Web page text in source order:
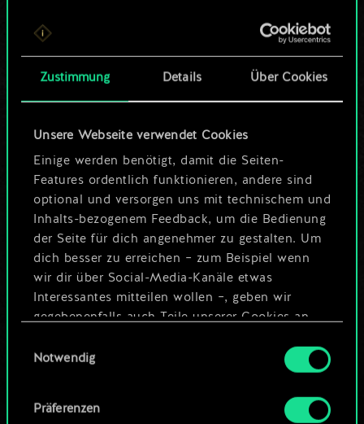
Zustimmung Details Über Cookies
Unsere Webseite verwendet Cookies
Einige werden benötigt, damit die Seiten-
Features ordentlich funktionieren, andere sind
optional und versorgen uns mit technischem und
Inhalts-bezogenem Feedback, um die Bedienung
der Seite für dich angenehmer zu gestalten. Um
dich besser zu erreichen – zum Beispiel wenn
wir dir über Social-Media-Kanäle etwas
Interessantes mitteilen wollen –, geben wir
gegebenenfalls auch Teile unserer Cookies an
Cookies erfordert allerdings deine Zustimmung.
Alle Details zu unserer Nutzung von Cookies
findest du unten im Menü „Einstellungen“, wo
Notwendig
Präferenzen
ein geteilter Satz
Karten.
Wo es doch so viel
mehr sein kann!
Deck benennen und Leitfaden
erstellen
Deck bearbeiten
ODER
Community-Decks durchsuchen